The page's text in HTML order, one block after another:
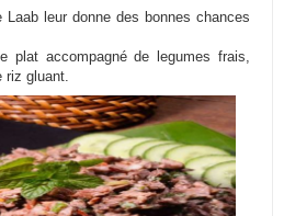
Laab leur donne des bonnes chances
plat accompagné de legumes frais,
riz gluant.